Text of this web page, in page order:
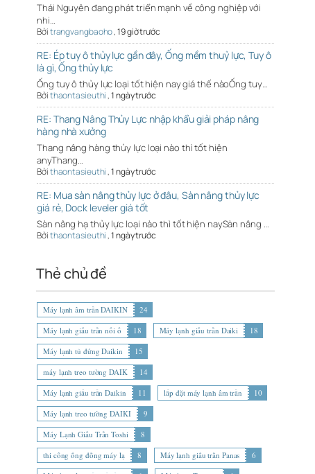
Thái Nguyên đang phát triển mạnh về công nghiệp với
nhi…
Bởitrangvangbaoho,19 giờ trước
RE: Ép tuy ô thủy lực gần đây, Ống mềm thuỷ lực, Tuy ô
là gì, Ống thủy lực
Ống tuy ô thủy lực loại tốt hiện nay giá thế nàoỐng tuy…
Bởithaontasieuthi,1 ngày trước
RE: Thang Nâng Thủy Lực nhập khẩu giải pháp nâng
hàng nhà xưởng
Thang nâng hàng thủy lực loại nào thì tốt hiện
anyThang…
Bởithaontasieuthi,1 ngày trước
RE: Mua sàn nâng thủy lực ở đâu, Sàn nâng thủy lực
giá rẻ, Dock leveler giá tốt
Sàn nâng hạ thủy lực loại nào thì tốt hiện naySàn nâng …
Bởithaontasieuthi,1 ngày trước
Thẻ chủ đề
Máy lạnh âm trần DAIKIN
24
Máy lạnh giấu trần nối ố
18 Máy lạnh giấu trần Daiki
18
Máy lạnh tủ đứng Daikin
15
máy lạnh treo tường DAIK
14
Máy lạnh giấu trần Daikin
11 lắp đặt máy lạnh âm trần
10
Máy lạnh treo tường DAIKI
9
Máy Lạnh Giấu Trần Toshi
8
thi công ống đồng máy lạ
8 Máy lạnh giấu trần Panas
6